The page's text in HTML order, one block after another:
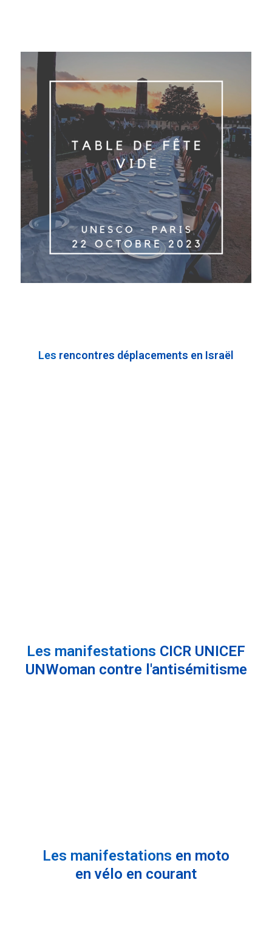
Les rencontres déplacements en Israël
Les manifestations CICR UNICEF
UNWoman contre l'antisémitisme
Les manifestations en moto
en vélo en courant